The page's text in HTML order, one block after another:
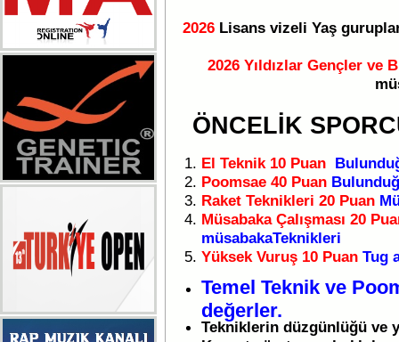
2026 Lisans vizeli Yaş
2026 YıldızlarGençler ve
ÖNCELİK
El Teknik 10 Puan
Poomsae 40 Puan
Raket Teknikleri 20 Puan
Müsabaka Çalışması 20
müsabakaTeknikleri
Yüksek Vuruş 10 Puan Tug
Temel Teknik ve
değerler.
Tekniklerin düzgünlüğü ve